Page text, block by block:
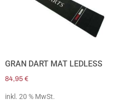
GRAN DART MAT LEDLESS
84,95 €
inkl. 20 % MwSt.